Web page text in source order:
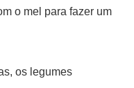
o mel para fazer um
os legumes